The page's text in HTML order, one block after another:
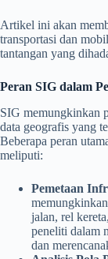
Artikel ini akan
transportasi dan
tantangan yang
Peran SIG dalam
SIG memungkinkan
data geografis yang
Beberapa peran
meliputi:
Pemetaan
jalan, rel
peneliti dalam
dan